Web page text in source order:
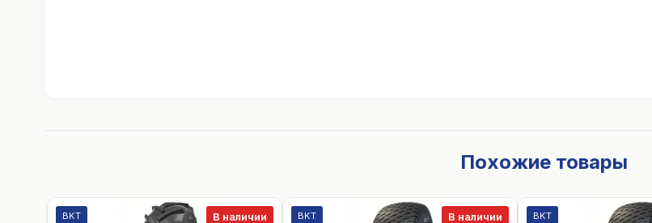
Похожие товары
В наличии
BKT В наличии
BKT BKT